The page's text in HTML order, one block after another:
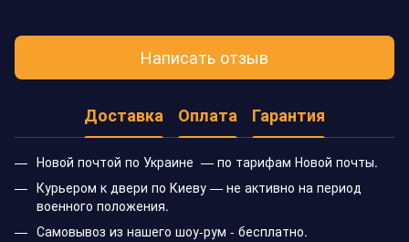
Написать отзыв
Доставка Оплата Гарантия
Новой почтой по Украине — по тарифам Новой почты.
Курьером к двери по Киеву — не активно на период
военного положения.
Самовывоз из нашего шоу-рум - бесплатно.